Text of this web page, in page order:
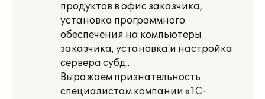
продуктов в офис заказчика,
установка программного
обеспечения на компьютеры
заказчика, установка и настройка
сервера субд..
Выражаем признательность
специалистам компании «1С-